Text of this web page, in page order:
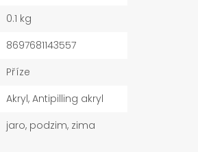
0.1 kg
8697681143557
Příze
Akryl, Antipilling akryl
jaro, podzim, zima